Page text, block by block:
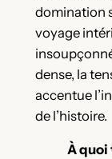
domination
voyage
dense, la
accentue
de l’histoire.
À quoi